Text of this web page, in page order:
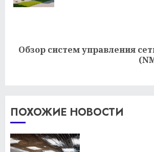
Следующая
Обзор систем управления
ПОХОЖИЕ НОВОСТИ